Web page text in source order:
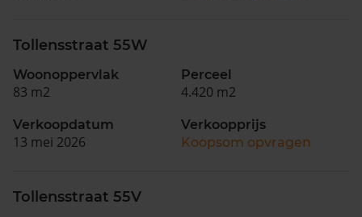
Tollensstraat 55W
Woonoppervlak
83 m2
Perceel
4.420 m2
Verkoopdatum
13 mei 2026
Verkoopprijs
Koopsom opvragen
Tollensstraat 55V